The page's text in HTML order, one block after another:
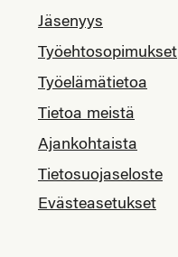
Jäsenyys
Työehtosopimukset
Työelämätietoa
Tietoa meistä
Ajankohtaista
Tietosuojaseloste
Evästeasetukset